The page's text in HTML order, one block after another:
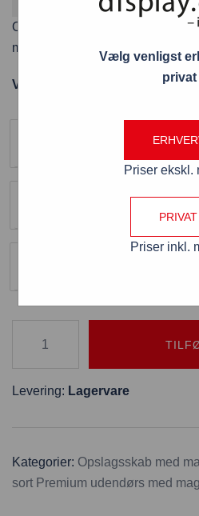
Fordi varen koster over 800 kr.
Opslagsskab Premium sort
magnettavle
Varenummer:
Med eller uden LED
Levering: Lagervare
Kategorier: Opslagsskab med
sort Premium udendørs med
Vælg venligst
privat
Priser ekskl.
PRIVAT
Priser inkl.